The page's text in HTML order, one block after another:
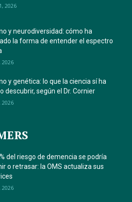
2026
y neurodiversidad: cómo ha
la forma de entender el espectro
2026
y genética: lo que la ciencia sí ha
descubrir, según el Dr. Cornier
2026
del riesgo de demencia se podría
o retrasar: la OMS actualiza sus
2026